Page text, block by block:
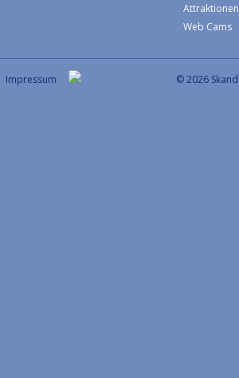
Attraktionen
Web Cams
© 2026
Impressum